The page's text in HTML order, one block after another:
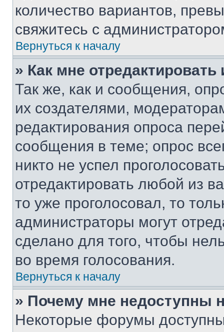
количество вариантов,
свяжитесь с
Вернуться к началу
» Как мне
Так же, как и сообщения,
их создателями,
редактирования опроса
сообщения в теме; опрос
никто не успел
отредактировать любой из
то уже проголосовал, то
администраторы могут
сделано для того, чтобы
во время голосования.
Вернуться к началу
» Почему мне недоступны
Некоторые форумы